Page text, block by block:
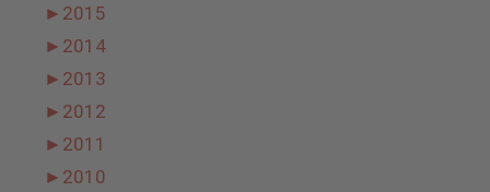
► 2015
► 2014
► 2013
► 2012
► 2011
► 2010